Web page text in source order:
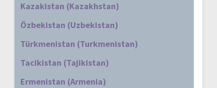
Kazakistan (Kazakhstan)
Özbekistan (Uzbekistan)
Türkmenistan (Turkmenistan)
Tacikistan (Tajikistan)
Ermenistan (Armenia)